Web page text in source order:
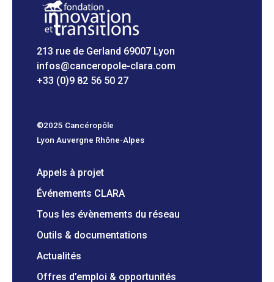
213 rue de Gerland 69007 Lyon
infos@canceropole-clara.com
+33 (0)9 82 56 50 27
©2025 Cancéropôle
Lyon Auvergne Rhône-Alpes
Appels à projet
Événements CLARA
Tous les évènements du réseau
Outils & documentations
Actualités
Offres d’emploi & opportunités